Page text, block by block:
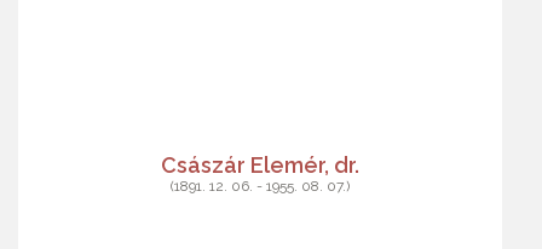
Császár Elemér, dr.
(1891. 12. 06. - 1955. 08. 07.)